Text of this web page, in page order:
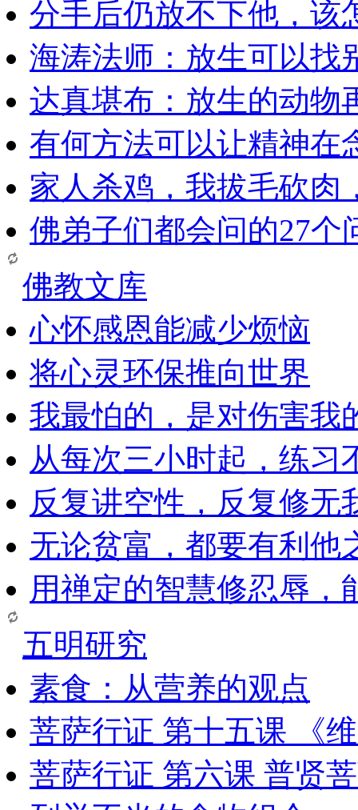
分手后仍放不下他，该
海涛法师：放生可以找
达真堪布：放生的动物
有何方法可以让精神在
家人杀鸡，我拔毛砍肉
佛弟子们都会问的27个
佛教文库
心怀感恩能减少烦恼
将心灵环保推向世界
我最怕的，是对伤害我
从每次三小时起，练习
反复讲空性，反复修无
无论贫富，都要有利他
用禅定的智慧修忍辱，
五明研究
素食：从营养的观点
菩萨行证 第十五课 《
菩萨行证 第六课 普贤